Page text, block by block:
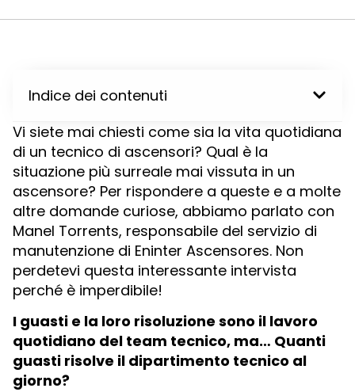
Indice dei contenuti
Vi siete mai chiesti come sia la vita quotidiana
di un tecnico di ascensori? Qual è la
situazione più surreale mai vissuta in un
ascensore? Per rispondere a queste e a molte
altre domande curiose, abbiamo parlato con
Manel Torrents, responsabile del servizio di
manutenzione di Eninter Ascensores. Non
perdetevi questa interessante intervista
perché è imperdibile!
I guasti e la loro risoluzione sono il lavoro
quotidiano del team tecnico, ma… Quanti
guasti risolve il dipartimento tecnico al
giorno?